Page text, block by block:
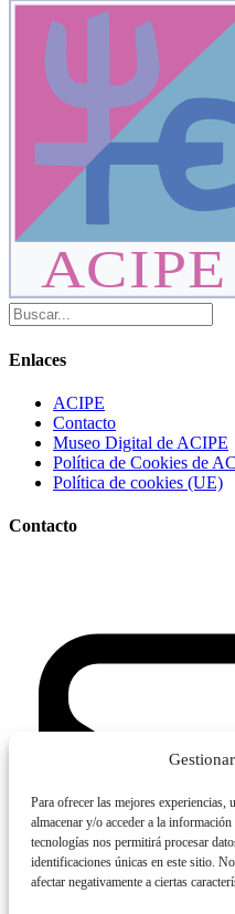
Para ofrecer las mejores experiencias,
almacenar y/o acceder a la
tecnologías nos permitirá procesar
identificaciones únicas en este sitio.
afectar negativamente a ciertas
ACIPE
Enlaces
ACIPE
Contacto
Museo Digital de ACIPE
Política de Cookies de
Política de cookies (UE)
Contacto